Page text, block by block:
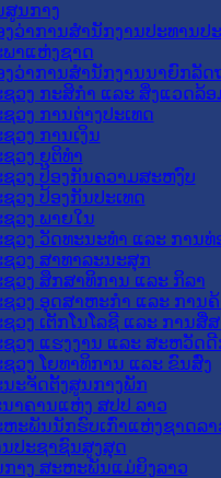
ນກາງ
ວ່າການສໍານັກງານປະທານປ
າແຫ່ງຊາດ
ງວ່າການສຳນັກງານນາຍົກລັດ
ຊວງ ກະສິກຳ ແລະ ສິ່ງແວດລ້ອ
ວງ ການຕ່າງປະເທດ
ວງ ການເງິນ
ວງ ຍຸຕິທໍາ
ຊວງ ປ້ອງກັນຄວາມສະຫງົບ
ວງ ປ້ອງກັນປະເທດ
ວງ ພາຍໃນ
ວງ ວັດທະນະທຳ ແລະ ການທ່
ວງ ສາທາລະນະສຸກ
ຊວງ ສຶກສາທິການ ແລະ ກິລາ
ຊວງ ອຸດສາຫະກຳ ແລະ ການຄ້
ວງ ເຕັກໂນໂລຊີ ແລະ ການສື່
ຊວງ ແຮງງານ ແລະ ສະຫວັດ
ວງ ໂຍທາທິການ ແລະ ຂົນສົ່ງ
ນະຈັດຕັ້ງສູນກາງພັກ
າຄານແຫ່ງ ສປປ ລາວ
ະພັນນັກຮົບເກົ່າແຫ່ງຊາດລາ
ປະຊາຊົນສູງສຸດ
າງ ສະຫະພັນແມ່ຍິງລາວ